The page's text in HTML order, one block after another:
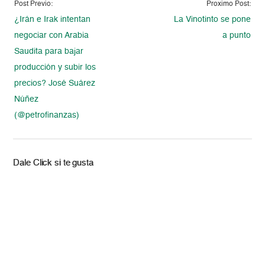
Post Previo:
¿Irán e Irak intentan
negociar con Arabia
Saudita para bajar
producción y subir los
precios? José Suárez
Núñez
(@petrofinanzas)
Proximo Post:
La Vinotinto se pone
a punto
Dale Click si te gusta